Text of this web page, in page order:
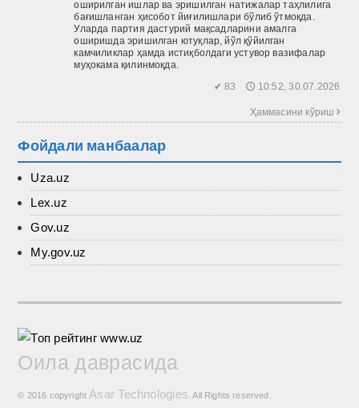
оширилган ишлар ва эришилган натижалар таҳлилига
бағишланган ҳисобот йиғилишлари бўлиб ўтмоқда.
Уларда партия дастурий мақсадларини амалга
оширишда эришилган ютуқлар, йўл қў­йилган
камчиликлар ҳамда истиқболдаги устувор вазифалар
муҳокама қилинмоқда.
✔ 83 🕔 10:52, 30.07.2026
Ҳаммасини кўриш 
Фойдали манбаалар
Uza.uz
Lex.uz
Gov.uz
My.gov.uz
Оила даврасида
© 2016 copyright Asar Technologies . All Rights reserved.